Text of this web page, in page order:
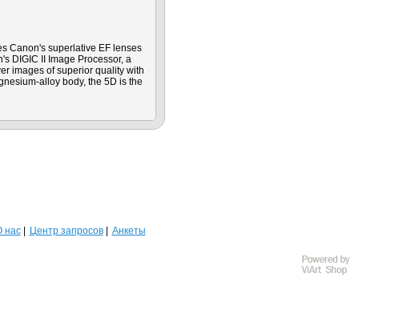
Canon's superlative EF lenses
DIGIC II Image Processor, a
images of superior quality with
alloy body, the 5D is the
нас Центр запросов Анкеты